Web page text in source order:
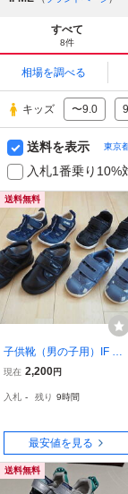
すべて
8件
相場を調べる
キッズ 〜9.0
送料を表示 東京
入札1番乗り10%
送料無料
子供靴（男の子用）IF M
E・Shunsoku Sokuiku・
m 計4足 美品
現在 2,200円
入札 - 残り 9時間
最安値を見る
送料無料